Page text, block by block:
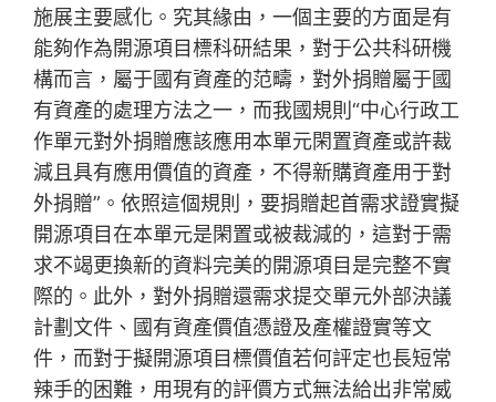
施展主要感化。究其緣由，一個主要的方面是有
能夠作為開源項目標科研結果，對于公共科研機
構而言，屬于國有資產的范疇，對外捐贈屬于國
有資產的處理方法之一，而我國規則“中心行政工
作單元對外捐贈應該應用本單元閑置資產或許裁
減且具有應用價值的資產，不得新購資產用于對
外捐贈”。依照這個規則，要捐贈起首需求證實擬
開源項目在本單元是閑置或被裁減的，這對于需
求不竭更換新的資料完美的開源項目是完整不實
際的。此外，對外捐贈還需求提交單元外部決議
計劃文件、國有資產價值憑證及產權證實等文
件，而對于擬開源項目標價值若何評定也長短常
辣手的困難，用現有的評價方式無法給出非常威